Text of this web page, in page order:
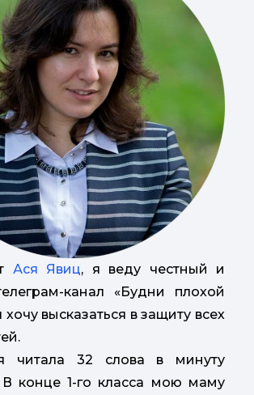
Ася Явиц, я веду честный и
канал «Будни плохой
высказаться в защиту всех
32 слова в минуту
В конце 1-го класса мою маму